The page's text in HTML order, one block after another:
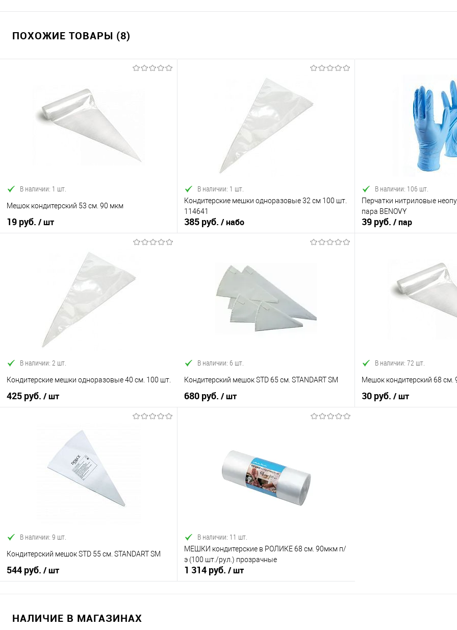
ПОХОЖИЕ ТОВАРЫ (8)
В наличии: 1 шт.
Мешок кондитерский 53 см. 90 мкм
19 руб. / шт
В корзину
Сравнение
В наличии: 1 шт.
Кондитерские мешки одноразовые 32 см 100 шт.
114641
385 руб. / набо
В корзину
Купить в 1 клик
Сравнение
В избранное
В наличии
В наличии: 106 шт.
Перчатки нитриловые
пара BENOVY
39 руб. / пар
В
Купить в 1 клик
В наличии: 2 шт.
Кондитерские мешки одноразовые 40 см. 100 шт.
425 руб. / шт
В корзину
Купить в 1 клик
В наличии
В наличии: 6 шт.
Кондитерский мешок STD 65 см. STANDART SM
680 руб. / шт
Купить в 1 клик
Сравнение
В наличии
В наличии: 72 шт.
Мешок кондитерский 68 см.
30 руб. / шт
В наличии: 9 шт.
Кондитерский мешок STD 55 см. STANDART SM
544 руб. / шт
В корзину
В наличии: 11 шт.
МЕШКИ кондитерские в РОЛИКЕ 68 см. 90мкм п/
э (100 шт./рул.) прозрачные
1 314 руб. / шт
НАЛИЧИЕ В МАГАЗИНАХ